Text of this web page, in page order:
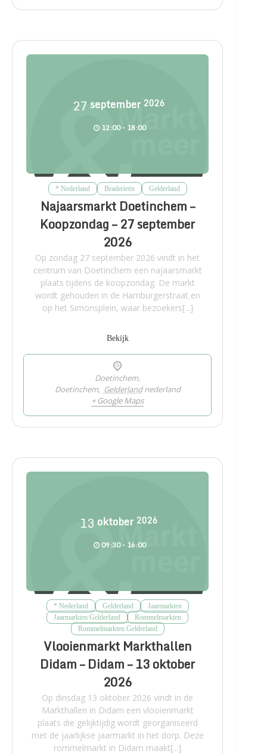
27 september 2026
12:00 - 18:00
* Nederland Braderieën Gelderland
Najaarsmarkt Doetinchem –
Koopzondag – 27 september
2026
Op zondag 27 september 2026 vindt in het
centrum van Doetinchem een najaarsmarkt
plaats tijdens de koopzondag. De markt
wordt gehouden in de Hamburgerstraat en
op het Simonsplein, waar bezoekers[...]
Bekijk
Doetinchem,
Doetinchem, Gelderland nederland
+ Google Maps
13 oktober 2026
09:30 - 16:00
* Nederland Gelderland
Jaarmarkten
Jaarmarkten Gelderland
Rommelmarkten
Rommelmarkten Gelderland
Vlooienmarkt Markthallen
Didam – Didam – 13 oktober
2026
Op dinsdag 13 oktober 2026 vindt in de
Markthallen in Didam een vlooienmarkt
plaats die gelijktijdig wordt georganiseerd
met de jaarlijkse jaarmarkt in het dorp. Deze
rommelmarkt in Didam maakt[...]